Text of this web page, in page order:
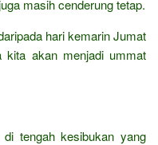
masih cenderung tetap.
hari kemarin Jumat
kita akan menjadi ummat
tengah kesibukan yang